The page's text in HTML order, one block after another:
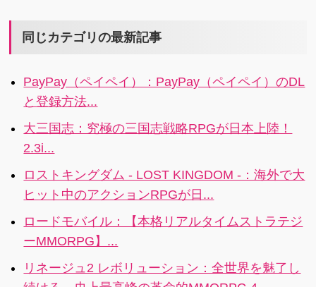
が、メモ帳の
る、DraftPad
です。
同じカテゴリの最新記事
PayPay（ペイペイ）：PayPay（ペイペイ）のDL
と登録方法...
大三国志：究極の三国志戦略RPGが日本上陸！
2.3i...
ロストキングダム - LOST KINGDOM -：海外で大
ヒット中のアクションRPGが日...
ロードモバイル：【本格リアルタイムストラテジ
ーMMORPG】...
リネージュ2 レボリューション：全世界を魅了し